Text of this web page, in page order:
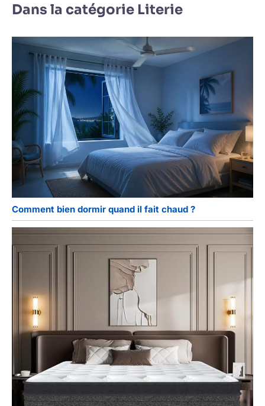
Dans la catégorie Literie
Comment bien dormir quand il fait chaud ?